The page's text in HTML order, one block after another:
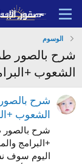
الوسوم
شرح بالصور
الشعوب
شرح
الشعوب
شرح بالصور
اليوم سوف